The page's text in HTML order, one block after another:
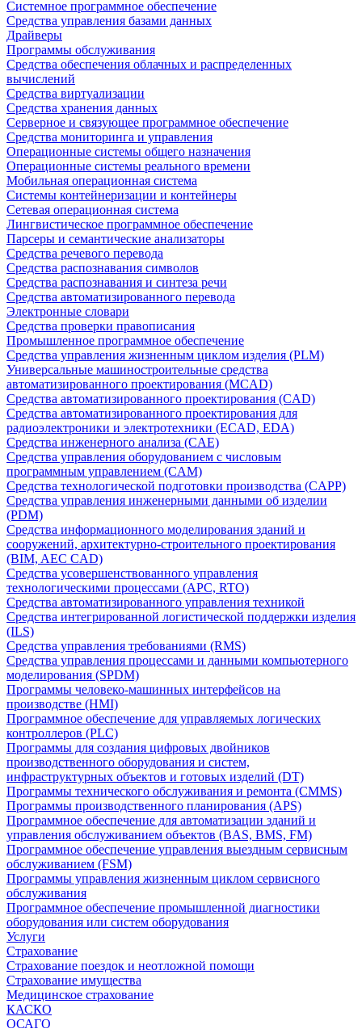
Системное программное обеспечение
Средства управления базами данных
Драйверы
Программы обслуживания
Средства обеспечения облачных и распределенных
вычислений
Средства виртуализации
Средства хранения данных
Серверное и связующее программное обеспечение
Средства мониторинга и управления
Операционные системы общего назначения
Операционные системы реального времени
Мобильная операционная система
Системы контейнеризации и контейнеры
Сетевая операционная система
Лингвистическое программное обеспечение
Парсеры и семантические анализаторы
Средства речевого перевода
Средства распознавания символов
Средства распознавания и синтеза речи
Средства автоматизированного перевода
Электронные словари
Средства проверки правописания
Промышленное программное обеспечение
Средства управления жизненным циклом изделия (PLM)
Универсальные машиностроительные средства
автоматизированного проектирования (MCAD)
Средства автоматизированного проектирования (CAD)
Средства автоматизированного проектирования для
радиоэлектроники и электротехники (ECAD, EDA)
Средства инженерного анализа (CAE)
Средства управления оборудованием с числовым
программным управлением (CAM)
Средства технологической подготовки производства (CAPP)
Средства управления инженерными данными об изделии
(PDM)
Средства информационного моделирования зданий и
сооружений, архитектурно-строительного проектирования
(BIM, AEC CAD)
Средства усовершенствованного управления
технологическими процессами (APC, RTO)
Средства автоматизированного управления техникой
Средства интегрированной логистической поддержки изделия
(ILS)
Средства управления требованиями (RMS)
Средства управления процессами и данными компьютерного
моделирования (SPDM)
Программы человеко-машинных интерфейсов на
производстве (HMI)
Программное обеспечение для управляемых логических
контроллеров (PLC)
Программы для создания цифровых двойников
производственного оборудования и систем,
инфраструктурных объектов и готовых изделий (DT)
Программы технического обслуживания и ремонта (CMMS)
Программы производственного планирования (APS)
Программное обеспечение для автоматизации зданий и
управления обслуживанием объектов (BAS, BMS, FM)
Программное обеспечение управления выездным сервисным
обслуживанием (FSM)
Программы управления жизненным циклом сервисного
обслуживания
Программное обеспечение промышленной диагностики
оборудования или систем оборудования
Услуги
Страхование
Страхование поездок и неотложной помощи
Страхование имущества
Медицинское страхование
КАСКО
ОСАГО